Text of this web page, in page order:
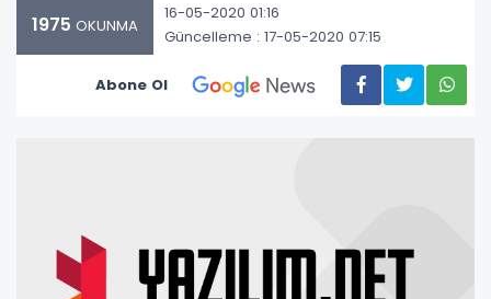
1975 OKUNMA
16-05-2020 01:16
Güncelleme : 17-05-2020 07:15
Abone Ol